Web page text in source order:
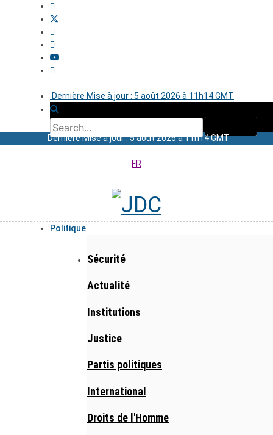
Dernière Mise à jour : 5 août 2026 à 11h14 GMT
Dernière Mise à jour : 5 août 2026 à 11h14 GMT
FR
Politique
Sécurité
Actualité
Institutions
Justice
Partis politiques
International
Droits de l'Homme